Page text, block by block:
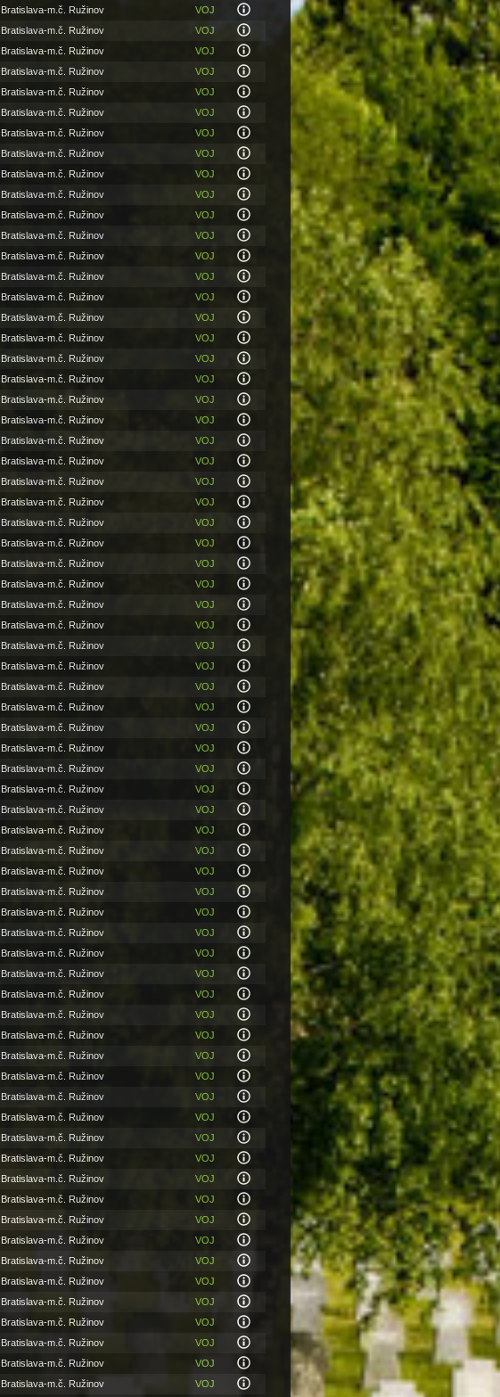
Bratislava-m.č. Ružinov
VOJ
Bratislava-m.č. Ružinov
VOJ
Bratislava-m.č. Ružinov
VOJ
Bratislava-m.č. Ružinov
VOJ
Bratislava-m.č. Ružinov
VOJ
Bratislava-m.č. Ružinov
VOJ
Bratislava-m.č. Ružinov
VOJ
Bratislava-m.č. Ružinov
VOJ
Bratislava-m.č. Ružinov
VOJ
Bratislava-m.č. Ružinov
VOJ
Bratislava-m.č. Ružinov
VOJ
Bratislava-m.č. Ružinov
VOJ
Bratislava-m.č. Ružinov
VOJ
Bratislava-m.č. Ružinov
VOJ
Bratislava-m.č. Ružinov
VOJ
Bratislava-m.č. Ružinov
VOJ
Bratislava-m.č. Ružinov
VOJ
Bratislava-m.č. Ružinov
VOJ
Bratislava-m.č. Ružinov
VOJ
Bratislava-m.č. Ružinov
VOJ
Bratislava-m.č. Ružinov
VOJ
Bratislava-m.č. Ružinov
VOJ
Bratislava-m.č. Ružinov
VOJ
Bratislava-m.č. Ružinov
VOJ
Bratislava-m.č. Ružinov
VOJ
Bratislava-m.č. Ružinov
VOJ
Bratislava-m.č. Ružinov
VOJ
Bratislava-m.č. Ružinov
VOJ
Bratislava-m.č. Ružinov
VOJ
Bratislava-m.č. Ružinov
VOJ
Bratislava-m.č. Ružinov
VOJ
Bratislava-m.č. Ružinov
VOJ
Bratislava-m.č. Ružinov
VOJ
Bratislava-m.č. Ružinov
VOJ
Bratislava-m.č. Ružinov
VOJ
Bratislava-m.č. Ružinov
VOJ
Bratislava-m.č. Ružinov
VOJ
Bratislava-m.č. Ružinov
VOJ
Bratislava-m.č. Ružinov
VOJ
Bratislava-m.č. Ružinov
VOJ
Bratislava-m.č. Ružinov
VOJ
Bratislava-m.č. Ružinov
VOJ
Bratislava-m.č. Ružinov
VOJ
Bratislava-m.č. Ružinov
VOJ
Bratislava-m.č. Ružinov
VOJ
Bratislava-m.č. Ružinov
VOJ
Bratislava-m.č. Ružinov
VOJ
Bratislava-m.č. Ružinov
VOJ
Bratislava-m.č. Ružinov
VOJ
Bratislava-m.č. Ružinov
VOJ
Bratislava-m.č. Ružinov
VOJ
Bratislava-m.č. Ružinov
VOJ
Bratislava-m.č. Ružinov
VOJ
Bratislava-m.č. Ružinov
VOJ
Bratislava-m.č. Ružinov
VOJ
Bratislava-m.č. Ružinov
VOJ
Bratislava-m.č. Ružinov
VOJ
Bratislava-m.č. Ružinov
VOJ
Bratislava-m.č. Ružinov
VOJ
Bratislava-m.č. Ružinov
VOJ
Bratislava-m.č. Ružinov
VOJ
Bratislava-m.č. Ružinov
VOJ
Bratislava-m.č. Ružinov
VOJ
Bratislava-m.č. Ružinov
VOJ
Bratislava-m.č. Ružinov
VOJ
Bratislava-m.č. Ružinov
VOJ
Bratislava-m.č. Ružinov
VOJ
Bratislava-m.č. Ružinov
VOJ